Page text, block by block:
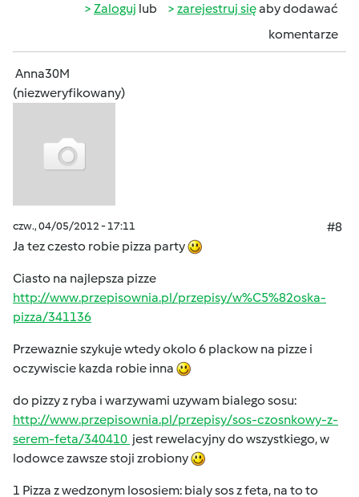
Zaloguj lub zarejestruj sięaby dodawać
komentarze
Anna30M
(niezweryfikowany)
czw., 04/05/2012 - 17:11
#8
Ja tez czesto robie pizza party
Ciasto na najlepsza pizze
http://www.przepisownia.pl/przepisy/w%C5%82oska-
pizza/341136
Przewaznie szykuje wtedy okolo 6 plackow na pizze i
oczywiscie kazda robie inna
do pizzy z ryba i warzywami uzywam bialego sosu:
http://www.przepisownia.pl/przepisy/sos-czosnkowy-z-
serem-feta/340410 jest rewelacyjny do wszystkiego, w
lodowce zawsze stoji zrobiony
1 Pizza z wedzonym lososiem: bialy sos z feta, na to to